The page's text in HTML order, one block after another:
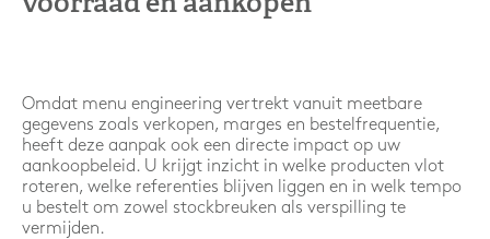
Omdat menu engineering vertrekt vanuit meetbare
gegevens zoals verkopen, marges en bestelfrequentie,
heeft deze aanpak ook een directe impact op uw
aankoopbeleid. U krijgt inzicht in welke producten vlot
roteren, welke referenties blijven liggen en in welk tempo
u bestelt om zowel stockbreuken als verspilling te
vermijden.